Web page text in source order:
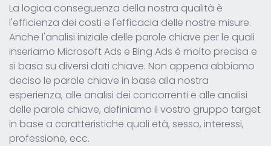
La logica conseguenza della nostra qualità è
l'efficienza dei costi e l'efficacia delle nostre misure.
Anche l'analisi iniziale delle parole chiave per le quali
inseriamo Microsoft Ads e Bing Ads è molto precisa e
si basa su diversi dati chiave. Non appena abbiamo
deciso le parole chiave in base alla nostra
esperienza, alle analisi dei concorrenti e alle analisi
delle parole chiave, definiamo il vostro gruppo target
in base a caratteristiche quali età, sesso, interessi,
professione, ecc.